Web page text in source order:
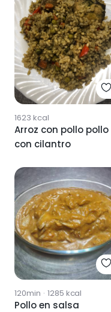
1623 kcal
Arroz con pollo pollo
con cilantro
120min · 1285 kcal
Pollo en salsa